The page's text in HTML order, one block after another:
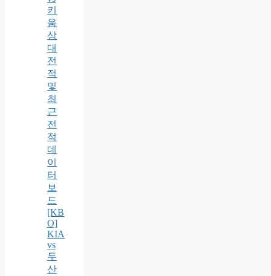
키
움
상
대
전
적
및
최
근
전
적
데
이
터
보
드
[KB
O]
KIA
vs
두
산